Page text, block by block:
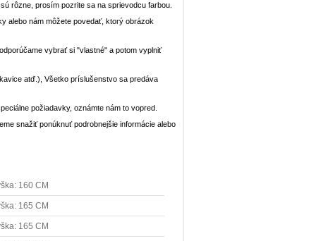
rôzne, prosím pozrite sa na sprievodcu farbou.
alebo nám môžete povedať, ktorý obrázok
vybrať si "vlastné" a potom vyplniť
atď.), Všetko príslušenstvo sa predáva
požiadavky, oznámte nám to vopred.
snažiť ponúknuť podrobnejšie informácie alebo
160 CM
165 CM
165 CM